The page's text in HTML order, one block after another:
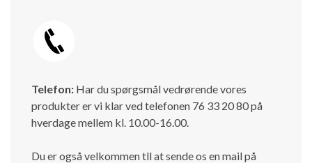
Telefon: Har du spørgsmål vedrørende vores
produkter er vi klar ved telefonen 76 33 20 80 på
hverdage mellem kl. 10.00-16.00.
Du er også velkommen tll at sende os en mail på